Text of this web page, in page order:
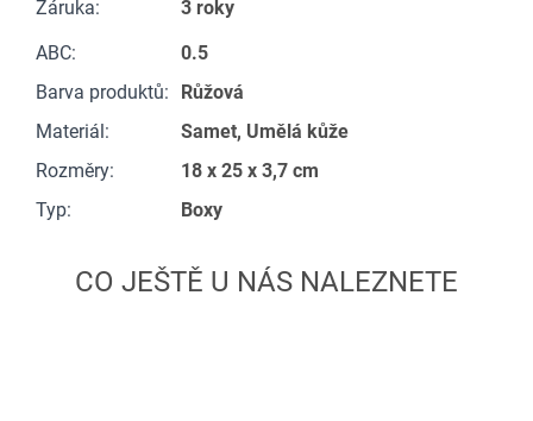
Záruka:
3 roky
ABC:
0.5
Barva produktů:
Růžová
Materiál:
Samet, Umělá kůže
Rozměry:
18 x 25 x 3,7 cm
Typ: Boxy